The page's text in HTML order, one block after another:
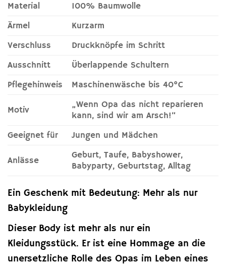
Material
100% Baumwolle
Ärmel
Kurzarm
Verschluss
Druckknöpfe im Schritt
Ausschnitt
Überlappende Schultern
Pflegehinweis
Maschinenwäsche bis 40°C
Motiv
„Wenn Opa das nicht reparieren
kann, sind wir am Arsch!“
Geeignet für
Jungen und Mädchen
Anlässe
Geburt, Taufe, Babyshower,
Babyparty, Geburtstag, Alltag
Ein Geschenk mit Bedeutung: Mehr als nur
Babykleidung
Dieser Body ist mehr als nur ein
Kleidungsstück. Er ist eine Hommage an die
unersetzliche Rolle des Opas im Leben eines